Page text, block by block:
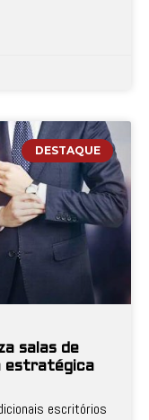
DESTAQUE
salas de
estratégica
escritórios